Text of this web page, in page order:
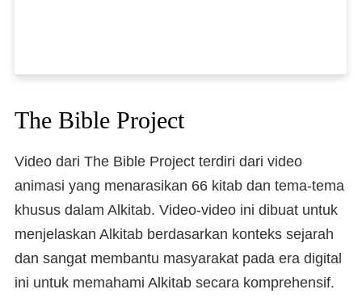
The Bible Project
Video dari The Bible Project terdiri dari video
animasi yang menarasikan 66 kitab dan tema-tema
khusus dalam Alkitab. Video-video ini dibuat untuk
menjelaskan Alkitab berdasarkan konteks sejarah
dan sangat membantu masyarakat pada era digital
ini untuk memahami Alkitab secara komprehensif.